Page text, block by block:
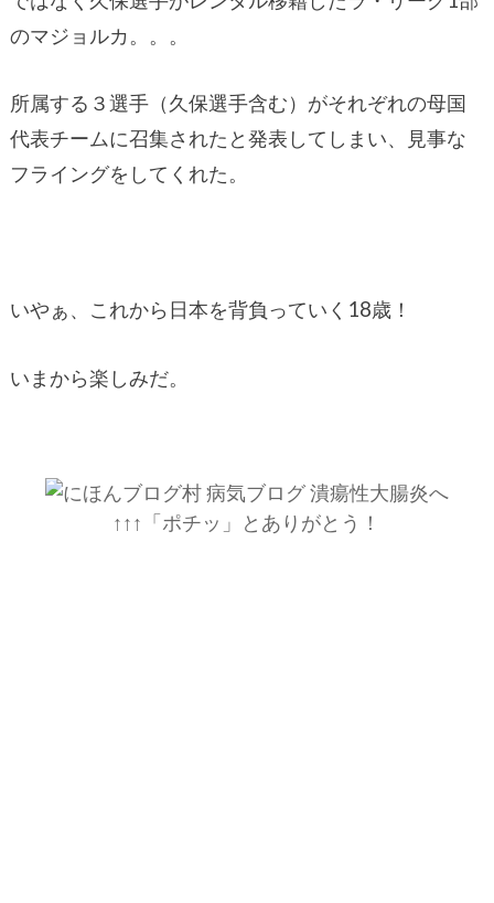
のマジョルカ。。。
所属する３選手（久保選手含む）がそれぞれの母国
代表チームに召集されたと発表してしまい、見事な
フライングをしてくれた。
いやぁ、これから日本を背負っていく18歳！
いまから楽しみだ。
↑↑↑「ポチッ」とありがとう！